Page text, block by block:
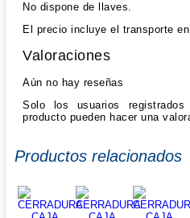
No dispone de llaves.
El precio incluye el transporte
Valoraciones
Aún no hay reseñas
Solo los usuarios
producto pueden hacer una
Productos relacionados